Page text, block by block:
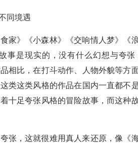
家》《小森林》《交响情人梦》《
事是现实的，没有什么幻想与夸
相比，在打斗动作、人物外貌等方
类这类风格的作品在国内一直都不
十足夸张风格的冒险故事，而这种
张，这就很难用真人来还原，像《